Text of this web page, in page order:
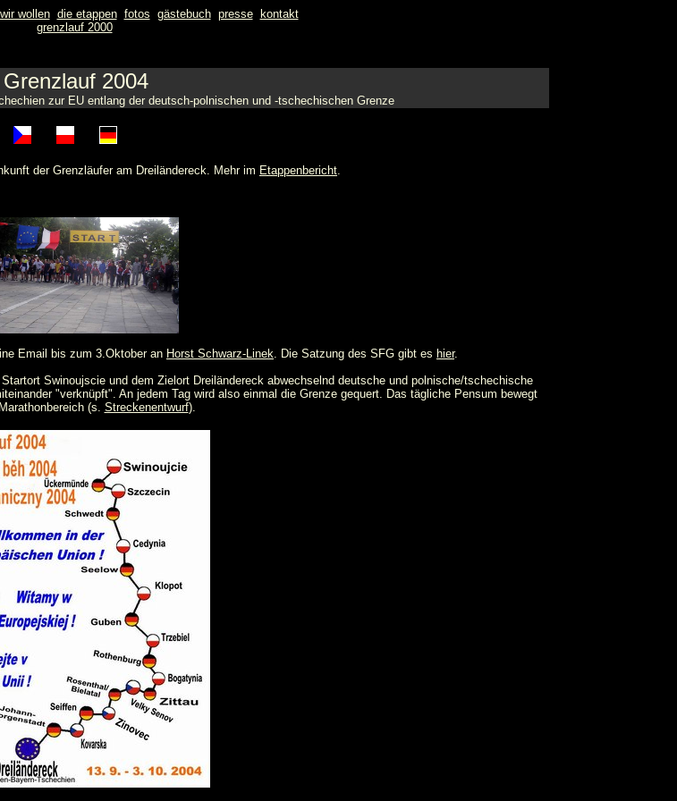
wollen die etappen fotos gästebuch presse
kontakt
grenzlauf 2000
Grenzlauf 2004
zur EU entlang der deutsch-polnischen und -tschechischen Grenze
der Grenzläufer am Dreiländereck. Mehr im Etappenbericht.
Email bis zum 3.Oktober an Horst Schwarz-Linek. Die Satzung des SFG gibt es hier.
Swinoujscie und dem Zielort Dreiländereck abwechselnd deutsche und polnische/tschechische
"verknüpft". An jedem Tag wird also einmal die Grenze gequert. Das tägliche Pensum bewegt
(s. Streckenentwurf).